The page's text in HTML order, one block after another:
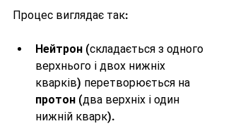
Процес виглядає так:
Нейтрон (складається з одного
верхнього і двох нижніх
кварків) перетворюється на
протон (два верхніх і один
нижній кварк).